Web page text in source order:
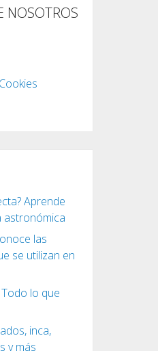
NOSOTROS
Aprende
astronómica
las
se utilizan en
Todo lo que
inca,
y más